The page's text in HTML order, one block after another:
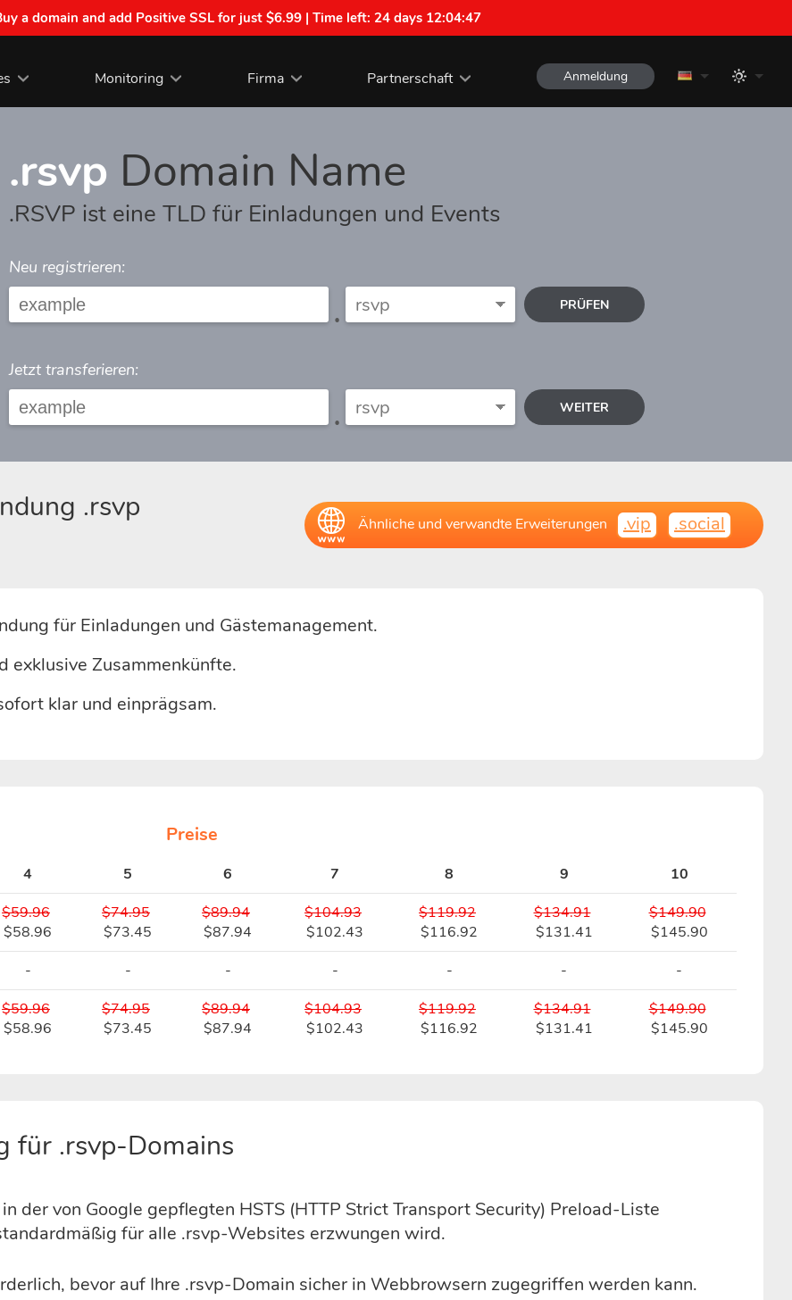
a domain and add Positive SSL for just $6.99 | Time left: 24 days 12:04:46
Monitoring Firma Partnerschaft Anmeldung
.rsvp Domain Name
.RSVP ist eine TLD für Einladungen und Events
Neu registrieren:
. PRÜFEN
Jetzt transferieren:
. WEITER
.rsvp
Ähnliche und verwandte Erweiterungen .vip .social
für Einladungen und Gästemanagement.
exklusive Zusammenkünfte.
klar und einprägsam.
Preise
4 5 6 7 8 9
10
$59.96
$58.96
$74.95
$73.45
$89.94
$87.94
$104.93
$102.43
$119.92
$116.92
$134.91
$131.41
$149.90
$145.90
- - - - - -
-
$59.96
$58.96
$74.95
$73.45
$89.94
$87.94
$104.93
$102.43
$119.92
$116.92
$134.91
$131.41
$149.90
$145.90
für .rsvp-Domains
der von Google gepflegten HSTS (HTTP Strict Transport Security) Preload-Liste
für alle .rsvp-Websites erzwungen wird.
bevor auf Ihre .rsvp-Domain sicher in Webbrowsern zugegriffen werden kann.